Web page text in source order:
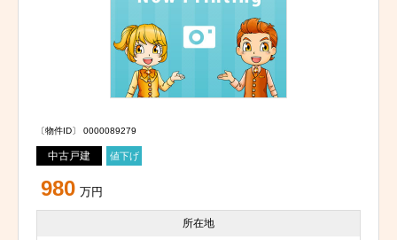
〔物件ID〕 0000089279
中古戸建 値下げ
980 万円
所在地